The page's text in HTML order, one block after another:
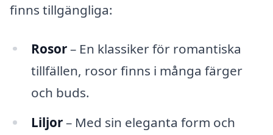
finns tillgängliga:
Rosor– En klassiker för romantiska
tillfällen, rosor finns i många färger
och buds.
Liljor– Med sin eleganta form och